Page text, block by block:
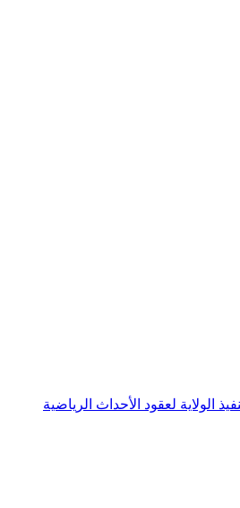
لعقود الأحداث الرياضية